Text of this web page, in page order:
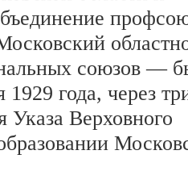
союзов —
1929 года, через
Указа Верховного